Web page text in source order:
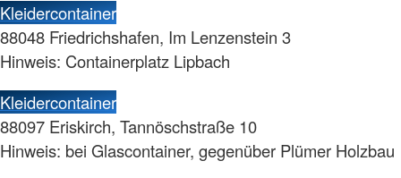
Kleidercontainer
88048 Friedrichshafen, Im Lenzenstein 3
Hinweis: Containerplatz Lipbach
Kleidercontainer
88097 Eriskirch, Tannöschstraße 10
Hinweis: bei Glascontainer, gegenüber Plümer Holzbau